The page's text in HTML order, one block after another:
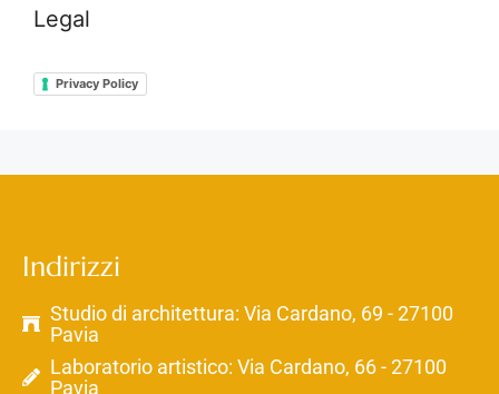
Legal
Privacy Policy
Indirizzi
Studio di architettura: Via Cardano, 69 - 27100
Pavia
Laboratorio artistico: Via Cardano, 66 - 27100
Pavia